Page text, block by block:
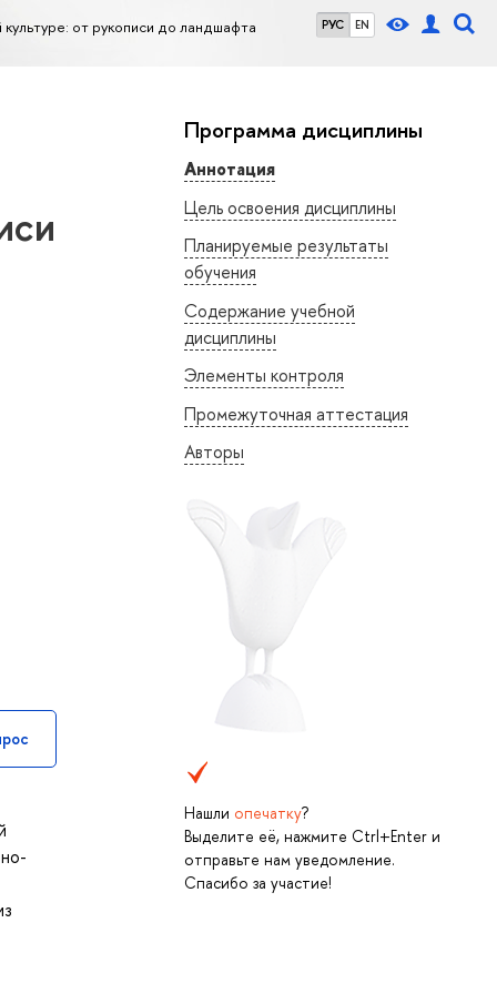
РУС EN
от рукописи до ландшафта
Программа дисциплины
Аннотация
Цель освоения дисциплины
Планируемые результаты
обучения
Содержание учебной
дисциплины
Элементы контроля
Промежуточная аттестация
Авторы
Нашли опечатку?
Выделите её, нажмите Ctrl+Enter и
отправьте нам уведомление.
Спасибо за участие!